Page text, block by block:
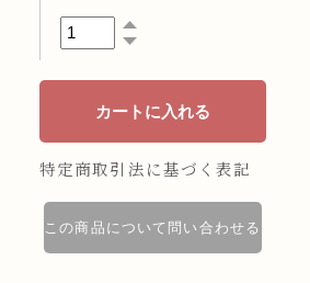
特定商取引法に基づく表記
この商品について問い合わせる